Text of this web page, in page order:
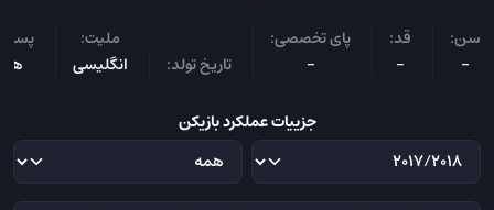
سن:
-
قد:
-
پای تخصصی:
-
تاریخ تولد:
ملیت:
انگلیسی
پست
جزییات عملکرد بازیکن